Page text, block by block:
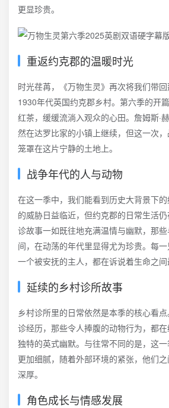
更显珍贵。
重返约克郡的温暖时光
时光荏苒，《万物生灵》再次将我们带
1930年代英国约克郡乡村。第六季的开
红茶，缓缓流淌入观众的心田。詹姆斯·
然在达罗比家的小镇上继续，但这一次
笼罩在这片宁静的土地上。
战争年代的人与动物
在这一季中，我们能看到历史大背景下
的威胁日益临近，但约克郡的日常生活
诊故事一如既往地充满温情与幽默，那
间，在动荡的年代里显得尤为珍贵。每
一个被安抚的主人，都在诉说着生命之间
延续的乡村诊所故事
乡村诊所里的日常依然是本季的核心看
诊经历，那些令人捧腹的动物行为，都
独特的英式幽默。与往常不同的是，这
更加细腻，随着外部环境的紧张，他们
深厚。
角色成长与情感发展